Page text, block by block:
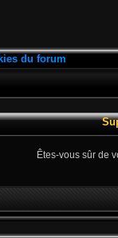
du forum
Êtes-vous sûr de